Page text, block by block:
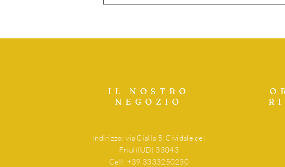
IL NOSTRO
NEGOZIO
Indirizzo: via Cialla 5, Cividale del
Friuli(UD) 33043
Cell: +39 3333250230